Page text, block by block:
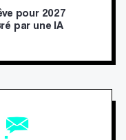
pour 2027
par une IA